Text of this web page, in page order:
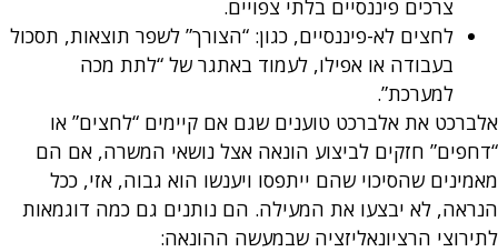
צרכים פיננסיים בלתי צפויים.
לחצים לא-פיננסיים, כגון: “הצורך” לשפר תוצאות, תסכול
בעבודה או אפילו, לעמוד באתגר של “לתת מכה
למערכת”.
אלברכט את אלברכט טוענים שגם אם קיימים “לחצים” או
“דחפים” חזקים לביצוע הונאה אצל נושאי המשרה, אם הם
מאמינים שהסיכוי שהם ייתפסו ויענשו הוא גבוה, אזי, ככל
הנראה, לא יבצעו את המעילה. הם נותנים גם כמה דוגמאות
לתירוצי הרציונאליזציה שבמעשה ההונאה: